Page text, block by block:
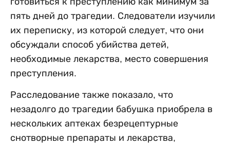
пять дней до трагедии. Следователи изучили
их переписку, из которой следует, что они
обсуждали способ убийства детей,
необходимые лекарства, место совершения
преступления.
Расследование также показало, что
незадолго до трагедии бабушка приобрела в
нескольких аптеках безрецептурные
снотворные препараты и лекарства,